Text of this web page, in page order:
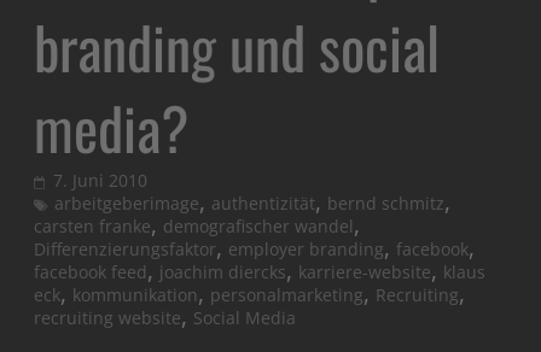
branding und social
media?
7. Juni 2010
arbeitgeberimage, authentizität, bernd schmitz,
carsten franke, demografischer wandel,
Differenzierungsfaktor, employer branding, facebook,
facebook feed, joachim diercks, karriere-website, klaus
eck, kommunikation, personalmarketing, Recruiting,
recruiting website, Social Media